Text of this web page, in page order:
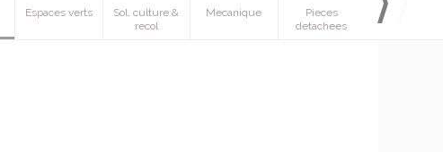
Espaces verts
Sol, culture &
recol
Mecanique
Pieces
detachees